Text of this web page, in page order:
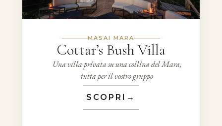
MASAI MARA
Cottar’s Bush Villa
Una villa privata su una collina del Mara,
tutta per il vostro gruppo
SCOPRI →